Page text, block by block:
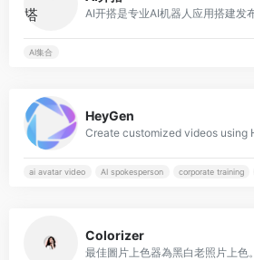
AI集合
HeyGen
ai avatar video AI spokesperson corporate training
Colorizer
最佳圖片上色器為黑白老照片上色。